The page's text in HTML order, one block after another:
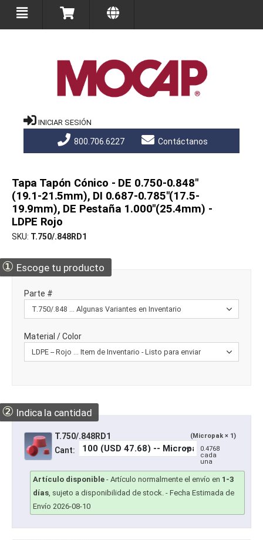
INICIAR SESIÓN
800.706.6227 Contáctanos
Tapa Tapón Cónico - DE 0.750-0.848"
(19.1-21.5mm), DI 0.687-0.785"(17.5-
19.9mm), DE Pestaña 1.000"(25.4mm) -
LDPE Rojo
SKU T.750/.848RD1
① Escoge tu producto
Parte #
Material / Color
② Indica la cantidad
T.750/.848RD1 (Micropak × 1)
Cant:
0.4768
cada
una
Artículo disponible - Artículo normalmente el envío en 1-3
días, sujeto a disponibilidad de stock. - Fecha Estimada de
Envío 2026-08-10